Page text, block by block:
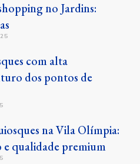
no Jardins:
com alta
dos pontos de
na Vila Olímpia:
e qualidade premium